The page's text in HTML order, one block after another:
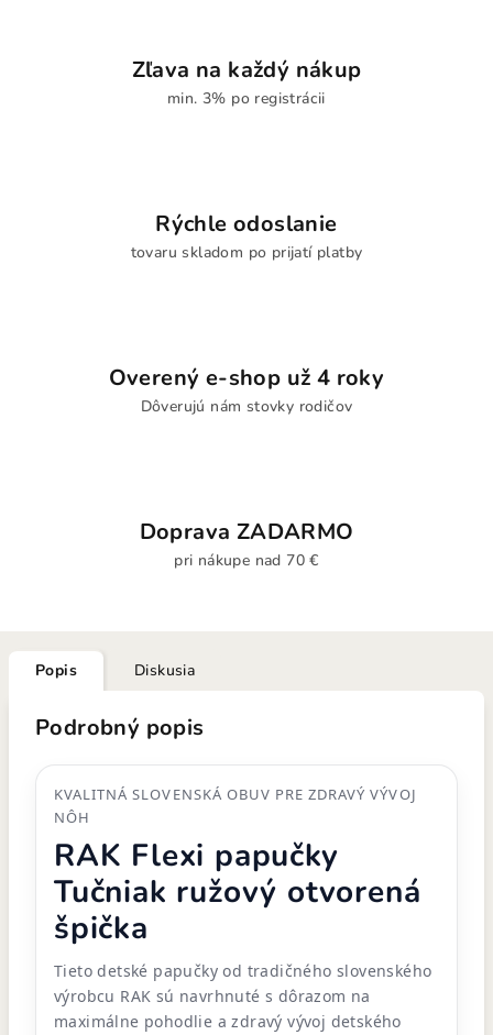
Zľava na každý nákup
min. 3% po registrácii
Rýchle odoslanie
tovaru skladom po prijatí platby
Overený e-shop už 4 roky
Dôverujú nám stovky rodičov
Doprava ZADARMO
pri nákupe nad 70 €
Popis Diskusia
Podrobný popis
KVALITNÁ SLOVENSKÁ OBUV PRE ZDRAVÝ VÝVOJ
NÔH
RAK Flexi papučky
Tučniak ružový otvorená
špička
Tieto detské papučky od tradičného slovenského
výrobcu RAK sú navrhnuté s dôrazom na
maximálne pohodlie a zdravý vývoj detského